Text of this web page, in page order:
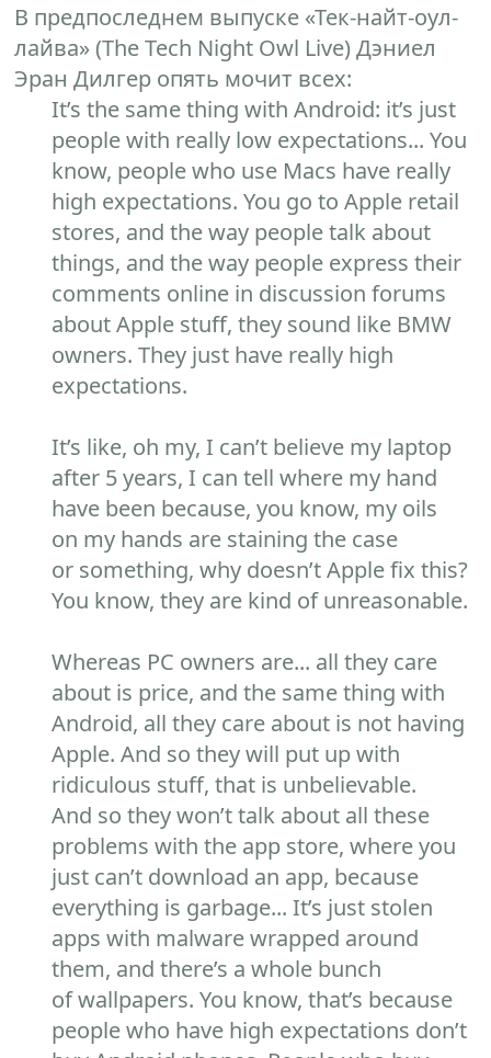
В предпоследнем выпуске «Тек-найт-оул-
лайва» (The Tech Night Owl Live) Дэниел
Эран Дилгер опять мочит всех:
It’s the same thing with Android: it’s just
people with really low expectations... You
know, people who use Macs have really
high expectations. You go to Apple retail
stores, and the way people talk about
things, and the way people express their
comments online in discussion forums
about Apple stuff, they sound like BMW
owners. They just have really high
expectations.
It’s like, oh my, I can’t believe my laptop
after 5 years, I can tell where my hand
have been because, you know, my oils
on my hands are staining the case
or something, why doesn’t Apple fix this?
You know, they are kind of unreasonable.
Whereas PC owners are... all they care
about is price, and the same thing with
Android, all they care about is not having
Apple. And so they will put up with
ridiculous stuff, that is unbelievable.
And so they won’t talk about all these
problems with the app store, where you
just can’t download an app, because
everything is garbage... It’s just stolen
apps with malware wrapped around
them, and there’s a whole bunch
of wallpapers. You know, that’s because
people who have high expectations don’t